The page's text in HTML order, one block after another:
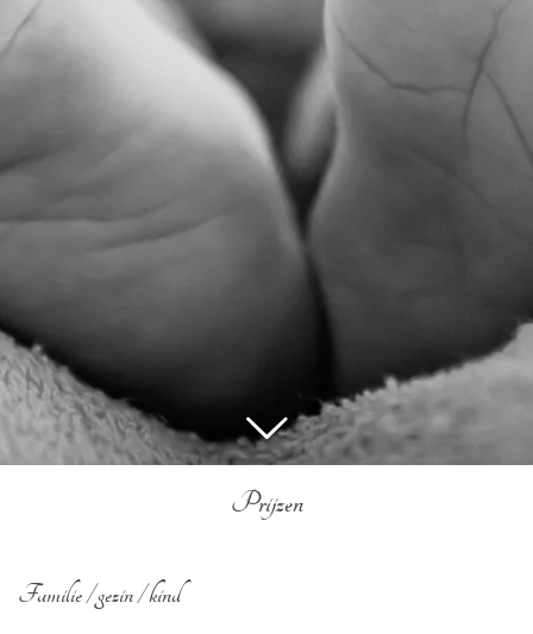
Prijzen
Familie / gezin / kind